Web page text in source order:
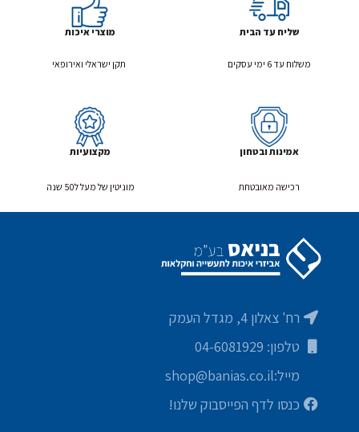
שליח עד הבית
משלוח עד 6 ימי עסקים
מוצרי איכות
תקן ישראלי ואירופאי
אמינות ובטחון
רכישה מאובטחת
מקצועיות
מוניטין של מעל ל50 שנה
רח' צאלון 4, מגדל העמק
טלפון: 04-6081929
מייל:shop@banias.co.il
כנסו לדף הפייסבוק שלנו!